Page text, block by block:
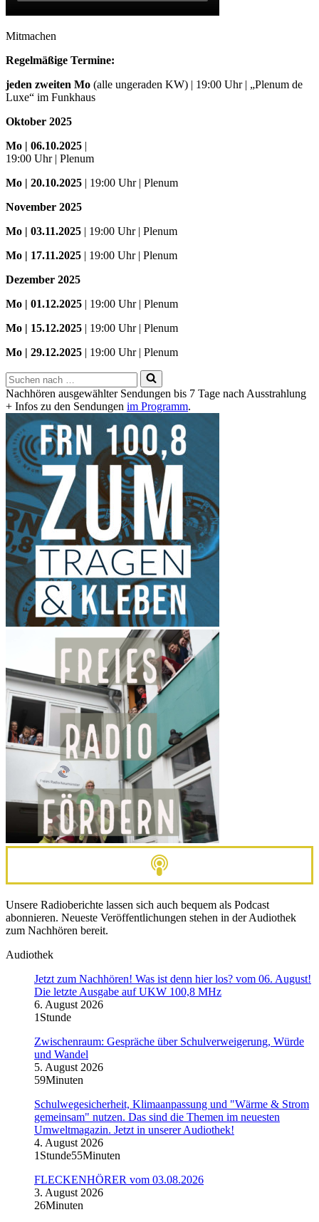
Mitmachen
Regelmäßige Termine:
jeden zweiten Mo (alle ungeraden KW) | 19:00 Uhr | „Plenum de
Luxe“ im Funkhaus
Oktober 2025
Mo | 06.10.2025 |
19:00 Uhr | Plenum
Mo | 20.10.2025 | 19:00 Uhr | Plenum
November 2025
Mo | 03.11.2025 | 19:00 Uhr | Plenum
Mo | 17.11.2025 | 19:00 Uhr | Plenum
Dezember 2025
Mo | 01.12.2025 | 19:00 Uhr | Plenum
Mo | 15.12.2025 | 19:00 Uhr | Plenum
Mo | 29.12.2025 | 19:00 Uhr | Plenum
Suchen
nach …
Nachhören ausgewählter Sendungen bis 7 Tage nach Ausstrahlung
+ Infos zu den Sendungen im Programm.
Unsere Radioberichte lassen sich auch bequem als Podcast
abonnieren. Neueste Veröffentlichungen stehen in der Audiothek
zum Nachhören bereit.
Audiothek
Jetzt zum Nachhören! Was ist denn hier los? vom 06. August!
Die letzte Ausgabe auf UKW 100,8 MHz
6. August 2026
1Stunde
Zwischenraum: Gespräche über Schulverweigerung, Würde
und Wandel
5. August 2026
59Minuten
Schulwegesicherheit, Klimaanpassung und "Wärme & Strom
gemeinsam" nutzen. Das sind die Themen im neuesten
Umweltmagazin. Jetzt in unserer Audiothek!
4. August 2026
1Stunde55Minuten
FLECKENHÖRER vom 03.08.2026
3. August 2026
26Minuten